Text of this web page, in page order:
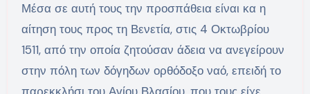
Μέσα σε αυτή τους την προσπάθεια είναι κα η
αίτηση τους προς τη Βενετία, στις 4 Οκτωβρίου
1511, από την οποία ζητούσαν άδεια να ανεγείρουν
στην πόλη των δόγηδων ορθόδοξο ναό, επειδή το